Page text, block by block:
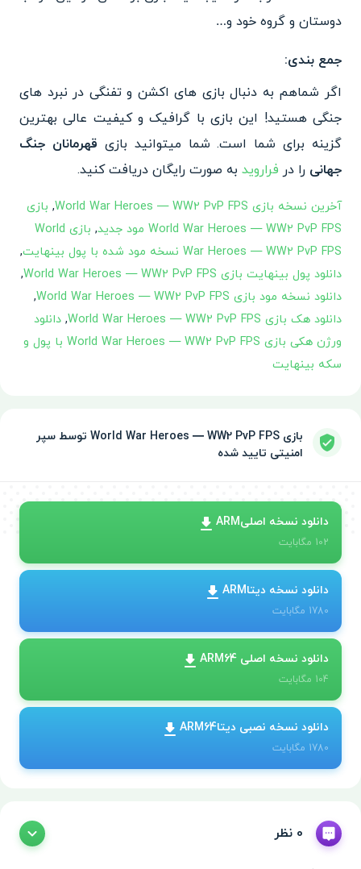
دوستان و گروه خود و…
جمع بندی:
اگر شماهم به دنبال بازی های اکشن و تفنگی در نبرد های
جنگی هستید! این بازی با گرافیک و کیفیت عالی بهترین
گزینه برای شما است. شما میتوانید بازی قهرمانان جنگ
جهانی را در فراروید به صورت رایگان دریافت کنید.
آخرین نسخه بازی World War Heroes — WW2 PvP FPS , بازی
World War Heroes — WW2 PvP FPS مود جدید
,
بازی World
War Heroes — WW2 PvP FPS نسخه مود شده با پول بینهایت
,
دانلود پول بینهایت بازی World War Heroes — WW2 PvP FPS
,
دانلود نسخه مود بازی World War Heroes — WW2 PvP FPS
,
دانلود هک بازی World War Heroes — WW2 PvP FPS
, دانلود
ورژن هکی بازی World War Heroes — WW2 PvP FPS با پول و
سکه بینهایت
بازی World War Heroes — WW2 PvP FPS توسط سپر
امنیتی تایید شده
دانلود نسخه اصلیARM
102 مگابایت
دانلود نسخه دیتاARM
1780 مگابایت
دانلود نسخه اصلی ARM64
104 مگابایت
دانلود نسخه نصبی دیتاARM64
1780 مگابایت
0 نظر